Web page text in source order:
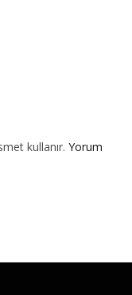
kullanır. Yorum